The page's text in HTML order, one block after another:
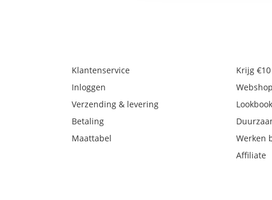
Klantenservice
Inloggen
Verzending & levering
Betaling
Maattabel
Krijg
Webshop
Lookbook
Werken
Affiliate